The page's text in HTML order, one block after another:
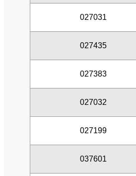
027031
027435
027383
027032
027199
037601